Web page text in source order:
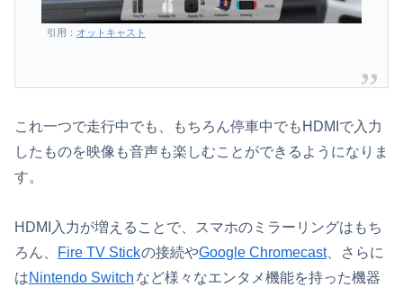
引用： オットキャスト
これ一つで走行中でも、もちろん停車中でもHDMIで入力
したものを映像も音声も楽しむことができるようになりま
す。
HDMI入力が増えることで、スマホのミラーリングはもち
ろん、
Fire TV Stickの接続やGoogle Chromecast、さらに
はNintendo Switch など様々なエンタメ機能を持った機器